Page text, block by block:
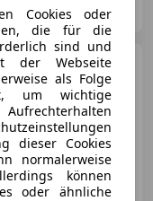
d M-Sport
1
Cookies oder
die für die
sind und
der Webseite
als Folge
um wichtige
dieser Cookies
normalerweise
können
oder ähnliche